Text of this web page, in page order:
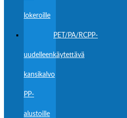
lokeroille
PET/PA/RCPP-
uudelleenkäytettävä
kansikalvo
PP-
alustoille